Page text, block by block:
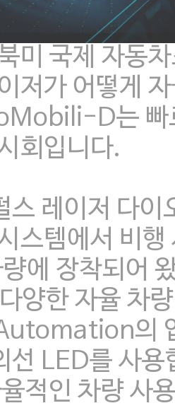
미 국제 자
저가 어떻게
D는 빠
회입니다.
스 레이저 다
스템에서 비
량에 장착되어
양한 자율 차
의
선 LED를 사용
적인 차량 사